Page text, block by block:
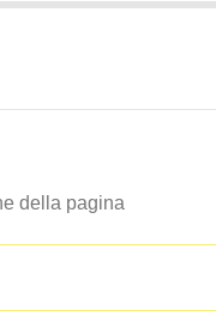
della pagina